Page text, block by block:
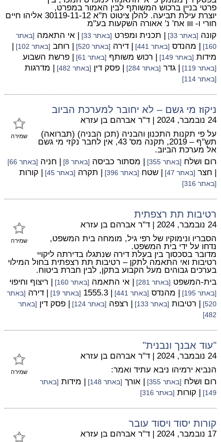
פרטי בניין ברכוש המשותף לבין האמור במפרט,
יוצרת עילת תביעה. להלן ציטוט ת"א 30119-11-12 אליהו חיים
חורי ו- ווו אח' נ' אאורה השקעות בע"מ
קונה [באתר 33] | תכנית ומפרט [באתר 33] | אי התאמה [באתר
160]
| מהנדס [באתר 441] | דירה [באתר 520] | רוחב [באתר 102]
|
מידות [באתר 149] | רכוש משותף [באתר 61] | פרשת השבוע
[באתר 119] | גדר [באתר 284] | פסק דין [באתר 482] | מדרגות
[באתר 114]
ניקוז מי גשם – לא יחובר למערכת הביוב
שמירה
24 נובמבר, 2024 | ד"ר אברהם בן עזרא
על פי תקנות התכנון והבניה (תכן הבניה) (תברואה)
תש"ף – 2019, תקנה מס' 43, אין לחבר נקזי מי גשם
אל מערכת הביוב.
רום ושלח [באתר 355] | מסתור כביסה [באתר 8] | חניה [באתר 66]
| חצר [באתר 47] | שטח [באתר 396] | תקרה [באתר 45] | קורות
[באתר 316]
רטיבות תת רצפתית
שמירה
24 נובמבר, 2024 | ד"ר אברהם בן עזרא
הסבריו ונימוקיו של רפי גיל, מומחה בית המשפט,
נדחו על ידי בית המשפט.
מדובר בסכסוך בין בעלת דירה שנתגלו בדירתה ליקויי
רטיבות ואי התאמה לתקן – רטיבות תת רצפתית בחול המילוי
בערכים גבוהים מעל הקבוע בתקן, לבין חברת ביטוח.
בית-המשפט [באתר 281] | אי התאמה [באתר 160] | ריצוף וחיפוי
[באתר 195] | מהנדס [באתר 441] | 1555.3 [באתר 19] | דירה [באתר
520]
| רטיבות [באתר 133] | רצפה [באתר 124] | פסק דין [באתר
482]
"עוד אבנך ונבנית"
שמירה
24 נובמבר, 2024 | ד"ר אברהם בן עזרא
הנביא ירמיהו ניבא עתיד ואמר:
רום ושלח [באתר 355] | אורך [באתר 148] | מידות [באתר
149]
| קורות [באתר 316]
קורות יסוד ויסוד עובר
17 נובמבר, 2024 | ד"ר אברהם בן עזרא